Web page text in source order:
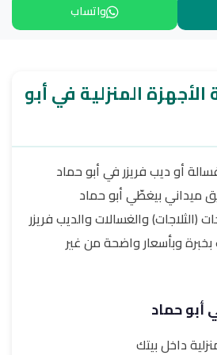
واتساب
المنزلية في أبو
أو ديب فريزر في أبو حماد
ميداني بيغطّي أبو حماد
(الثلاجات) والغسالات والديب فريزر
وبأسعار واضحة من غير
أبو حماد
داخل بيتك